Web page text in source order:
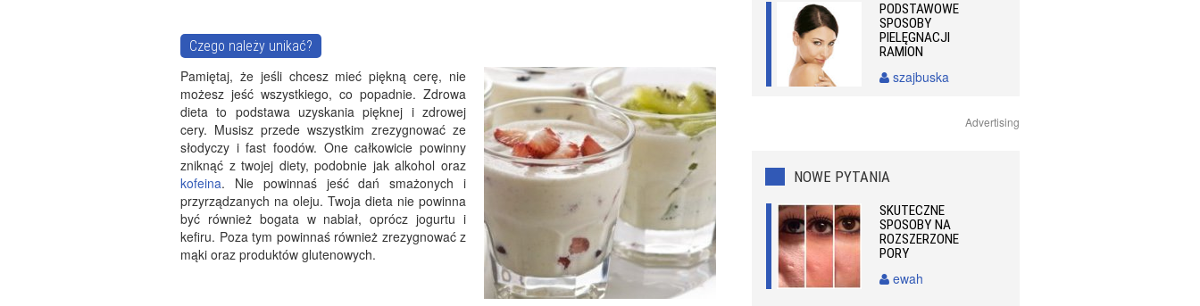
Czego należy unikać?
Pamiętaj, że jeśli chcesz mieć piękną cerę, nie
możesz jeść wszystkiego, co popadnie. Zdrowa
dieta to podstawa uzyskania pięknej i zdrowej
cery. Musisz przede wszystkim zrezygnować ze
słodyczy i fast foodów. One całkowicie powinny
zniknąć z twojej diety, podobnie jak alkohol oraz
kofeina. Nie powinnaś jeść dań smażonych i
przyrządzanych na oleju. Twoja dieta nie powinna
być również bogata w nabiał, oprócz jogurtu i
kefiru. Poza tym powinnaś również zrezygnować z
mąki oraz produktów glutenowych.
PODSTAWOWE
SPOSOBY
PIELĘGNACJI
RAMION
szajbuska
Advertising
NOWE PYTANIA
SKUTECZNE
SPOSOBY NA
ROZSZERZONE
PORY
ewah